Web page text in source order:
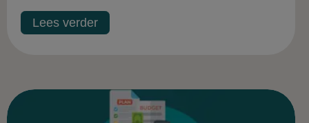
Lees verder